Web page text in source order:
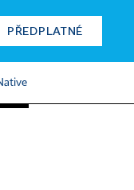
PŘEDPLATNÉ